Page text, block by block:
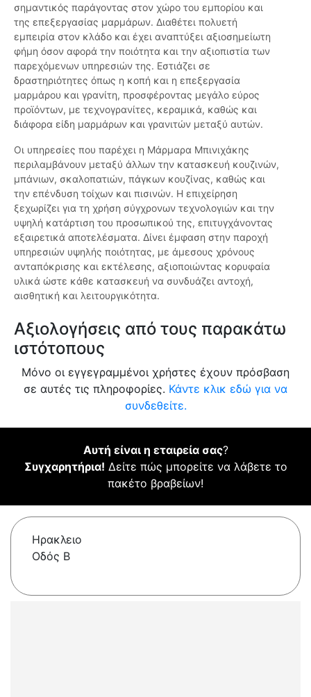
σημαντικός παράγοντας στον χώρο του εμπορίου και
της επεξεργασίας μαρμάρων. Διαθέτει πολυετή
εμπειρία στον κλάδο και έχει αναπτύξει αξιοσημείωτη
φήμη όσον αφορά την ποιότητα και την αξιοπιστία των
παρεχόμενων υπηρεσιών της. Εστιάζει σε
δραστηριότητες όπως η κοπή και η επεξεργασία
μαρμάρου και γρανίτη, προσφέροντας μεγάλο εύρος
προϊόντων, με τεχνογρανίτες, κεραμικά, καθώς και
διάφορα είδη μαρμάρων και γρανιτών μεταξύ αυτών.
Οι υπηρεσίες που παρέχει η Μάρμαρα Μπινιχάκης
περιλαμβάνουν μεταξύ άλλων την κατασκευή κουζινών,
μπάνιων, σκαλοπατιών, πάγκων κουζίνας, καθώς και
την επένδυση τοίχων και πισινών. Η επιχείρηση
ξεχωρίζει για τη χρήση σύγχρονων τεχνολογιών και την
υψηλή κατάρτιση του προσωπικού της, επιτυγχάνοντας
εξαιρετικά αποτελέσματα. Δίνει έμφαση στην παροχή
υπηρεσιών υψηλής ποιότητας, με άμεσους χρόνους
ανταπόκρισης και εκτέλεσης, αξιοποιώντας κορυφαία
υλικά ώστε κάθε κατασκευή να συνδυάζει αντοχή,
αισθητική και λειτουργικότητα.
Αξιολογήσεις από τους παρακάτω
ιστότοπους
Μόνο οι εγγεγραμμένοι χρήστες έχουν πρόσβαση
σε αυτές τις πληροφορίες. Κάντε κλικ εδώ για να
συνδεθείτε.
Αυτή είναι η εταιρεία σας?
Συγχαρητήρια! Δείτε πώς μπορείτε να λάβετε το
πακέτο βραβείων!
Ηρακλειο
Οδός Β